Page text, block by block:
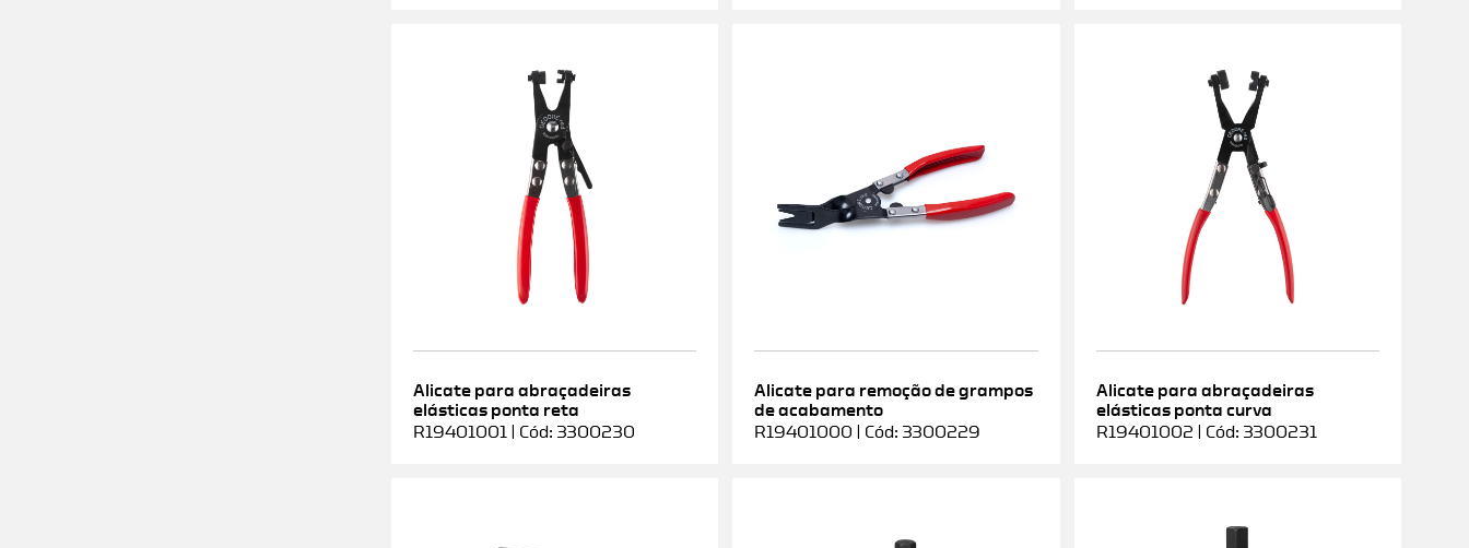
Alicate para abraçadeiras
elásticas ponta reta
R19401001 | Cód: 3300230
Alicate para remoção de grampos
de acabamento
R19401000 | Cód: 3300229
Alicate para abraçadeiras
elásticas ponta curva
R19401002 | Cód: 3300231